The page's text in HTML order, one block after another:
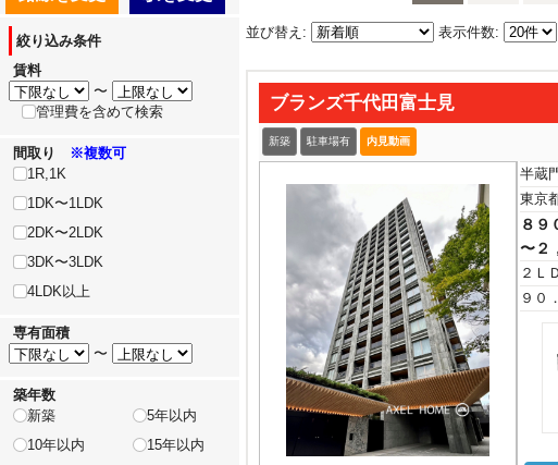
並び替え: 表示件数:
ブランズ千代田富士見
新築 駐車場有 内見動画
半蔵
東京
８９
〜２
２Ｌ
９０
絞り込み条件
賃料
〜
管理費を含めて検索
間取り
※複数可
1R,1K
1DK〜1LDK
2DK〜2LDK
3DK〜3LDK
4LDK以上
専有面積
〜
築年数
新築
5年以内
10年以内
15年以内